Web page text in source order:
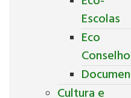
Escolas
Eco
Cultura e